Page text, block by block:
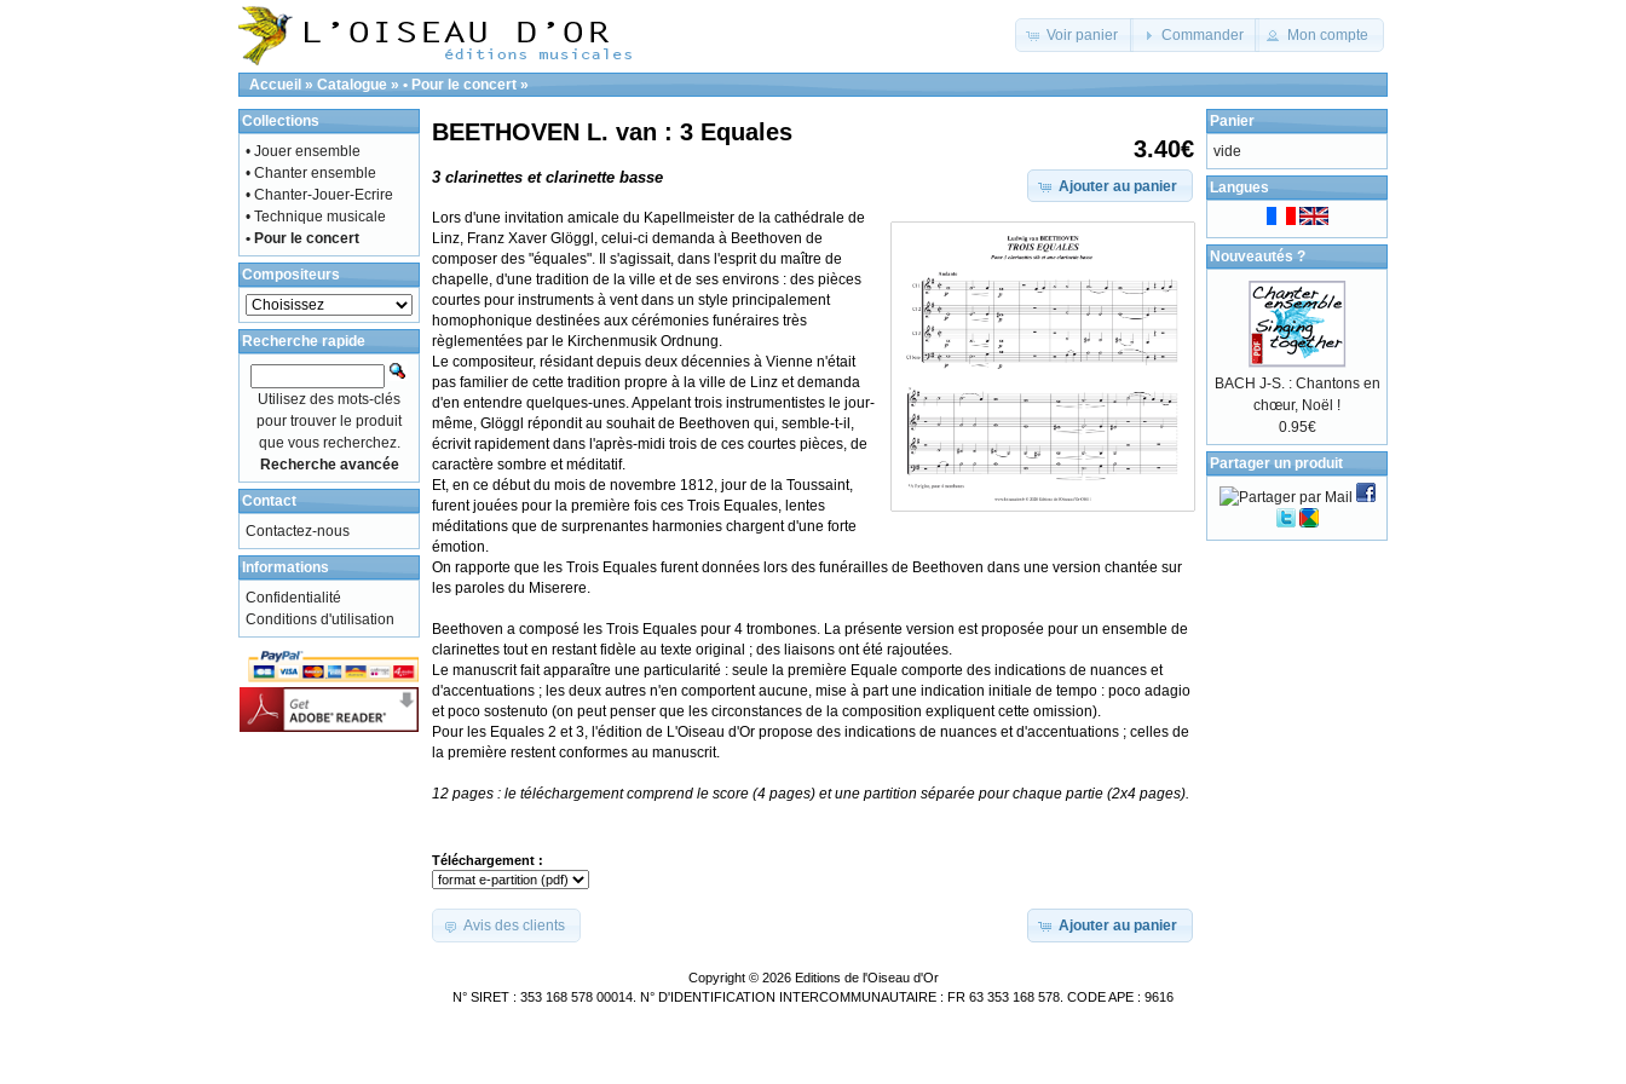
Voir panier Commander Mon compte
Accueil » Catalogue » • Pour le concert »
3.40€
Ajouter au panier
BEETHOVEN L. van : 3 Equales
3 clarinettes et clarinette basse
Lors d'une invitation amicale du Kapellmeister de la cathédrale de
Linz, Franz Xaver Glöggl, celui-ci demanda à Beethoven de
composer des "équales". Il s'agissait, dans l'esprit du maître de
chapelle, d'une tradition de la ville et de ses environs : des pièces
courtes pour instruments à vent dans un style principalement
homophonique destinées aux cérémonies funéraires très
règlementées par le Kirchenmusik Ordnung.
Le compositeur, résidant depuis deux décennies à Vienne n'était
pas familier de cette tradition propre à la ville de Linz et demanda
d'en entendre quelques-unes. Appelant trois instrumentistes le jour-
même, Glöggl répondit au souhait de Beethoven qui, semble-t-il,
écrivit rapidement dans l'après-midi trois de ces courtes pièces, de
caractère sombre et méditatif.
Et, en ce début du mois de novembre 1812, jour de la Toussaint,
furent jouées pour la première fois ces Trois Equales, lentes
méditations que de surprenantes harmonies chargent d'une forte
émotion.
On rapporte que les Trois Equales furent données lors des funérailles de Beethoven dans une version chantée sur
les paroles du Miserere.
Beethoven a composé les Trois Equales pour 4 trombones. La présente version est proposée pour un ensemble de
clarinettes tout en restant fidèle au texte original ; des liaisons ont été rajoutées.
Le manuscrit fait apparaître une particularité : seule la première Equale comporte des indications de nuances et
d'accentuations ; les deux autres n'en comportent aucune, mise à part une indication initiale de tempo : poco adagio
et poco sostenuto (on peut penser que les circonstances de la composition expliquent cette omission).
Pour les Equales 2 et 3, l'édition de L'Oiseau d'Or propose des indications de nuances et d'accentuations ; celles de
la première restent conformes au manuscrit.
12 pages : le téléchargement comprend le score (4 pages) et une partition séparée pour chaque partie (2x4 pages).
Téléchargement :
Ajouter au panier
Avis des clients
Collections
• Jouer ensemble
• Chanter ensemble
• Chanter-Jouer-Ecrire
• Technique musicale
• Pour le concert
Compositeurs
Recherche rapide
Utilisez des mots-clés
pour trouver le produit
que vous recherchez.
Recherche avancée
Contact
Contactez-nous
Informations
Confidentialité
Conditions d'utilisation
Panier
vide
Langues
Nouveautés ?
BACH J-S. : Chantons en
chœur, Noël !
0.95€
Partager un produit
Copyright © 2026 Editions de l'Oiseau d'Or
N° SIRET : 353 168 578 00014. N° D'IDENTIFICATION INTERCOMMUNAUTAIRE : FR 63 353 168 578. CODE APE : 9616